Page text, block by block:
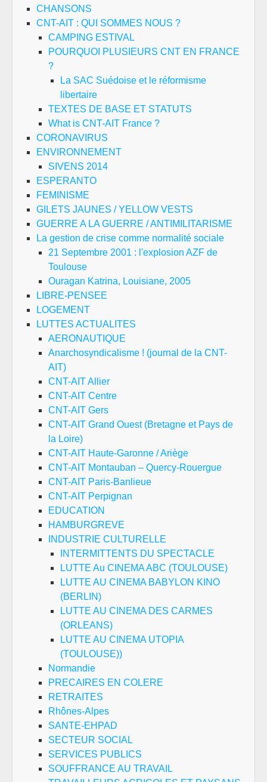
CHANSONS
CNT-AIT : QUI SOMMES NOUS ?
CAMPING ESTIVAL
POURQUOI PLUSIEURS CNT EN FRANCE
?
La SAC Suédoise et le réformisme
libertaire
TEXTES DE BASE ET STATUTS
What is CNT-AIT France ?
CORONAVIRUS
ENVIRONNEMENT
SIVENS 2014
ESPERANTO
FEMINISME
GILETS JAUNES / YELLOW VESTS
GUERRE A LA GUERRE / ANTIMILITARISME
La gestion de crise comme normalité sociale
21 Septembre 2001 : l'explosion AZF de
Toulouse
Ouragan Katrina, Louisiane, 2005
LIBRE-PENSEE
LOGEMENT
LUTTES ACTUALITES
AERONAUTIQUE
Anarchosyndicalisme ! (journal de la CNT-
AIT)
CNT-AIT Allier
CNT-AIT Centre
CNT-AIT Gers
CNT-AIT Grand Ouest (Bretagne et Pays de
la Loire)
CNT-AIT Haute-Garonne / Ariège
CNT-AIT Montauban – Quercy-Rouergue
CNT-AIT Paris-Banlieue
CNT-AIT Perpignan
EDUCATION
HAMBURGREVE
INDUSTRIE CULTURELLE
INTERMITTENTS DU SPECTACLE
LUTTE Au CINEMA ABC (TOULOUSE)
LUTTE AU CINEMA BABYLON KINO
(BERLIN)
LUTTE AU CINEMA DES CARMES
(ORLEANS)
LUTTE AU CINEMA UTOPIA
(TOULOUSE))
Normandie
PRECAIRES EN COLERE
RETRAITES
Rhônes-Alpes
SANTE-EHPAD
SECTEUR SOCIAL
SERVICES PUBLICS
SOUFFRANCE AU TRAVAIL